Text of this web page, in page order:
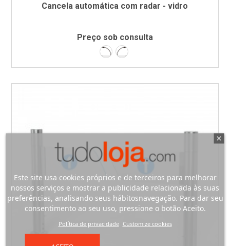
Cancela automática com radar - vidro
Preço sob consulta
Esquerda
Direita
Este site usa cookies próprios e de terceiros para melhorar
nossos serviços e mostrar a publicidade relacionada às suas
preferências, analisando seus hábitosnavegação. Para dar seu
consentimento ao seu uso, pressione o botão Aceito.
Política de privacidade Customize cookies